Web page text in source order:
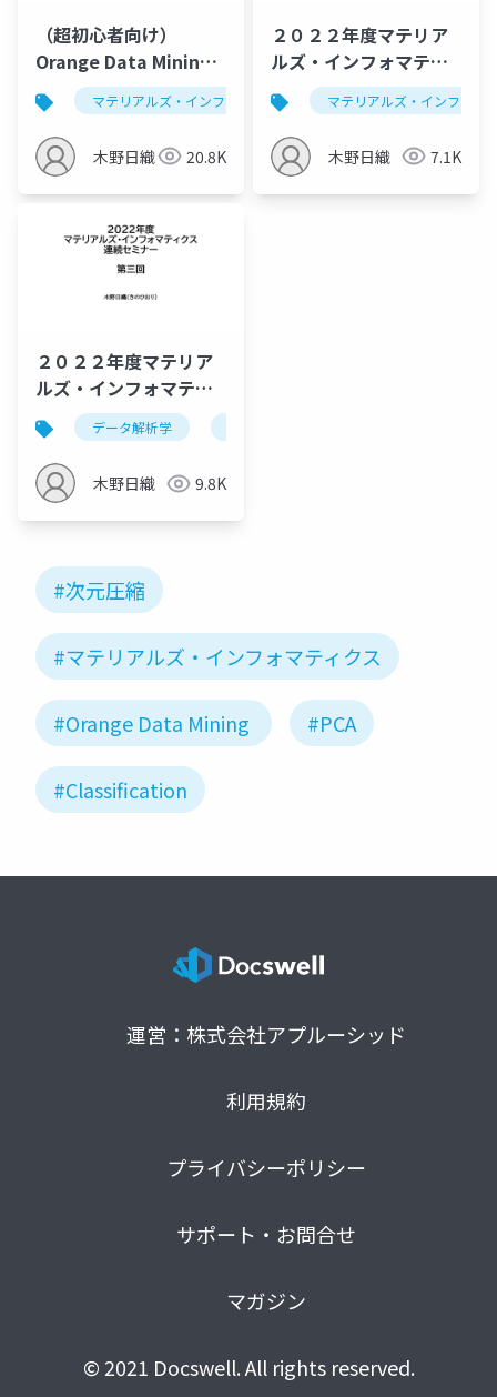
（超初心者向け）
Orange Data Mining
によるマテリアルズ・
インフォマティクスハ
ンズオン第二回 （仮）
マテリアルズ・インフォマティクス データ解析学
木野日織 20.8K
２０２２年度マテリア
ルズ・インフォマティ
クス連続セミナー：次
元圧縮を併用したクラ
スタリング、トモグラ
フ像の復元
マテリアルズ・インフォマ
木野日織 7.1K
２０２２年度マテリア
ルズ・インフォマティ
クス連続セミナー：次
元圧縮・分類・クラス
タリング
データ解析学
木野日織 9.8K
#次元圧縮
#マテリアルズ・インフォマティクス
#Orange Data Mining #PCA
#Classification
運営：株式会社アプルーシッド
利用規約
プライバシーポリシー
サポート・お問合せ
マガジン
© 2021 Docswell. All rights reserved.